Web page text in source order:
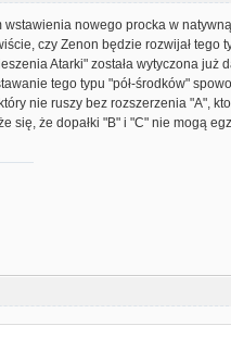
nowego procka w
czy Zenon będzie rozwijał
Atarki" została wytyczona
tego typu "pół-środków"
nie ruszy bez rozszerzenia "A",
się, że dopałki "B" i "C" nie mogą